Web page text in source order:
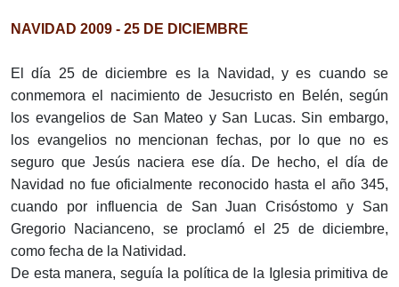
NAVIDAD 2009 - 25 DE DICIEMBRE
El día 25 de diciembre es la Navidad, y es cuando se
conmemora el nacimiento de Jesucristo en Belén, según
los evangelios de San Mateo y San Lucas. Sin embargo,
los evangelios no mencionan fechas, por lo que no es
seguro que Jesús naciera ese día. De hecho, el día de
Navidad no fue oficialmente reconocido hasta el año 345,
cuando por influencia de San Juan Crisóstomo y San
Gregorio Nacianceno, se proclamó el 25 de diciembre,
como fecha de la Natividad.
De esta manera, seguía la política de la Iglesia primitiva de